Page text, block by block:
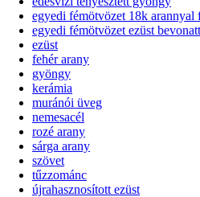
egyedi fémötvözet 18k arannyal
egyedi fémötvözet ezüst
ezüst
fehér arany
gyöngy
kerámia
muránói üveg
nemesacél
rozé arany
sárga arany
szövet
tűzzománc
újrahasznosított ezüst